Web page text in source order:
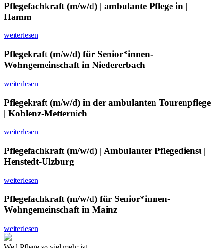
Pflegefachkraft (m/w/d) | ambulante Pflege in |
Hamm
weiterlesen
Pflegekraft (m/w/d) für Senior*innen-
Wohngemeinschaft in Niedererbach
weiterlesen
Pflegekraft (m/w/d) in der ambulanten Tourenpflege
| Koblenz-Metternich
weiterlesen
Pflegefachkraft (m/w/d) | Ambulanter Pflegedienst |
Henstedt-Ulzburg
weiterlesen
Pflegefachkraft (m/w/d) für Senior*innen-
Wohngemeinschaft in Mainz
weiterlesen